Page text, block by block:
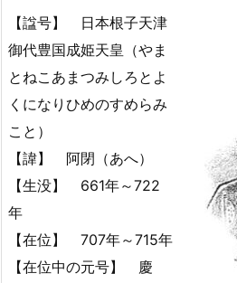
【諡号】 日本根子天津
御代豊国成姫天皇（やま
とねこあまつみしろとよ
くになりひめのすめらみ
こと）
【諱】 阿閉（あへ）
【生没】 661年～722
年
【在位】 707年～715年
【在位中の元号】 慶